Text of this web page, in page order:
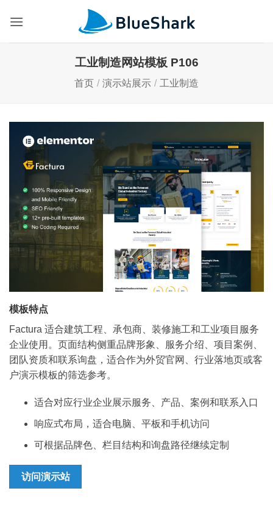
工业制造网站模板 P106
首页 / 演示站展示 / 工业制造
模板特点
Factura 适合建筑工程、承包商、装修施工和工业项目服务
企业使用。页面结构侧重品牌形象、服务介绍、项目案例、
团队资质和联系询盘，适合作为外贸官网、行业落地页或客
户演示模板的筛选参考。
适合对应行业企业展示服务、产品、案例和联系入口
响应式布局，适合电脑、平板和手机访问
可根据品牌色、栏目结构和询盘路径继续定制
访问演示站